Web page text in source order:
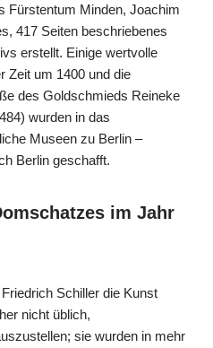
Fürstentum Minden, Joachim
417 Seiten beschriebenes
erstellt. Einige wertvolle
Zeit um 1400 und die
des Goldschmieds Reineke
wurden in das
Museen zu Berlin –
Berlin geschafft.
im Jahr
Schiller die Kunst
nicht üblich,
sie wurden in mehr